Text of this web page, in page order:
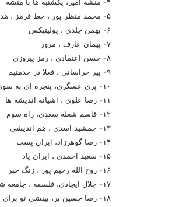
۵- محمد منظر پور ، خط قرمز ، هدلاین
۶- بهمن جلدی ، پولیتیکس
۷- پیمان عارف ، مرور
۸- حسن اعتمادی ، رمز پیروزی
۹- پیر خراسانی ، فعلا در خدمتیم
۱۰- پری عسگری، پنجره ای به سوی آزادی
۱۱- رضا علوی ، آشیانه اندیشه ها
۱۲- قاسم شعله سعدی، راه سوم
۱۳- جمشید اسدی ، هم اندیشی
۱۴- رضا گوهرزاد، ایران پست
۱۵- سعید احمدی ، ایران پاد
۱۶- روح الله رحیم پور ، زنگ خبر
۱۷- جلال ایجادی، فلسفه ، جامعه شناسی ، سیاست
۱۸- رضا حسین بر، بینشی نو برای ایرانی نو